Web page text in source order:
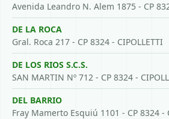
Avenida Leandro N. Alem 1875 - CP
DE LA ROCA
Gral. Roca 217 - CP 8324 - CIPOLLETTI
DE LOS RIOS S.C.S.
SAN MARTIN Nº 712 - CP 8324 -
DEL BARRIO
Fray Mamerto Esquiú 1101 - CP 8324 -